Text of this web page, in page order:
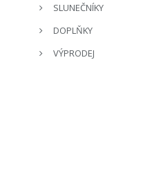
SLUNEČNÍKY
DOPLŇKY
VÝPRODEJ